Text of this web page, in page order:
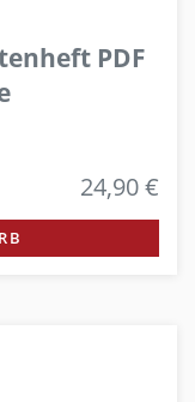
PDF
24,90 €